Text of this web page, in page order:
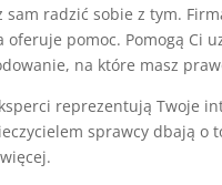
sam radzić sobie z tym.
oferuje pomoc. Pomogą Ci
na które masz
reprezentują Twoje
sprawcy dbają o